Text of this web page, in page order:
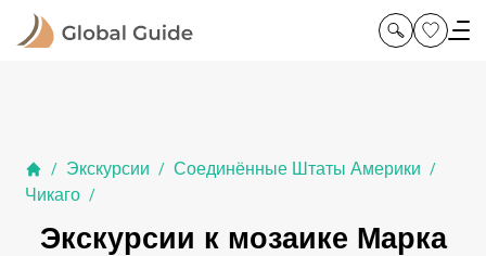
/ Экскурсии / Соединённые Штаты Америки /
Чикаго /
Экскурсии к мозаике Марка